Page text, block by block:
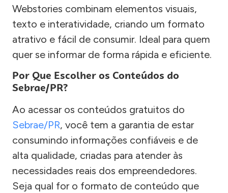
Webstories combinam elementos visuais,
texto e interatividade, criando um formato
atrativo e fácil de consumir. Ideal para quem
quer se informar de forma rápida e eficiente.
Por Que Escolher os Conteúdos do
Sebrae/PR?
Ao acessar os conteúdos gratuitos do
Sebrae/PR, você tem a garantia de estar
consumindo informações confiáveis e de
alta qualidade, criadas para atender às
necessidades reais dos empreendedores.
Seja qual for o formato de conteúdo que